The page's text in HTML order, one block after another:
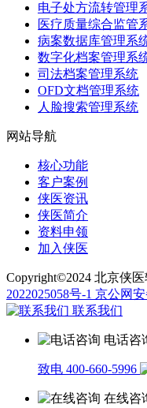
电子处方流转管理
医疗质量综合监管
病案数据库管理系
数字化档案管理系
司法档案管理系统
OFD文档管理系统
人脸搜索管理系统
网站导航
核心功能
客户案例
侠医资讯
侠医简介
资料申领
加入侠医
Copyright©2024 北京侠
2022025058号-1 京公网安
联系我们
电话咨
致电 400-660-5996
在线咨